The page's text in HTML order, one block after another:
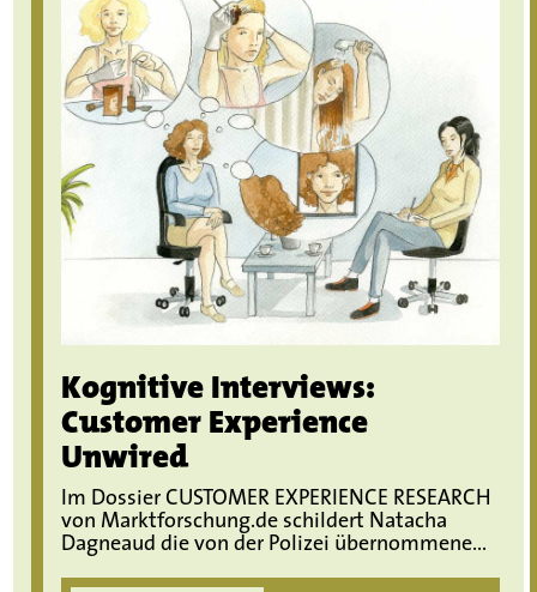
Kognitive Interviews:
Customer Experience
Unwired
Im Dossier CUSTOMER EXPERIENCE RESEARCH
von Marktforschung.de schildert Natacha
Dagneaud die von der Polizei übernommene...